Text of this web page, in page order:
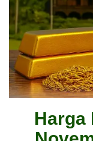
Harga